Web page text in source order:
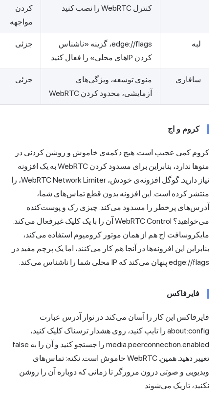
کنترل WebRTC را نصب کنید
کردن
مواجهه
لبه
edge://flags، گزینه «ناشناس
کردن IPهای محلی» را فعال کنید.
جزئی
سافاری
منوی توسعه، ویژگی‌های
آزمایشی، محدود کردن WebRTC
جزئی
کروم و اج
کروم کمی عجیب است. هیچ دکمه‌ی خاموش و روشن کردنی در
منوها ندارد، بنابراین برای مسدود کردن WebRTC به یک افزونه
نیاز دارید. گوگل افزونه‌ی خودش، WebRTC Network Limiter، را
منتشر کرده است. این افزونه بدون قطع تماس‌های شما،
آدرس‌های پرخطر را مسدود می‌کند. چیزی رک و پوست‌کنده
می‌خواهید؟ WebRTC Control آن را با یک کلیک غیرفعال می‌کند.
مایکروسافت اج هم از همان موتور کرومیوم استفاده می‌کند،
بنابراین این افزونه‌ها در آنجا هم کار می‌کنند، اما یک پرچم مفید در
edge://flags پنهان می‌کند که IP محلی شما را ناشناس می‌کند.
فایرفاکس
فایرفاکس این کار را آسان می‌کند. در نوار آدرس عبارت
about:config را تایپ کنید، روی هشدار ترسناک کلیک کنید،
media.peerconnection.enabled را جستجو کنید و آن را به false
تغییر دهید. همین. WebRTC خاموش است. نکته: تماس‌های
ویدیویی و صوتی درون مرورگر تا زمانی که دوباره آن را روشن
نکنید، تاریک می‌شوند.